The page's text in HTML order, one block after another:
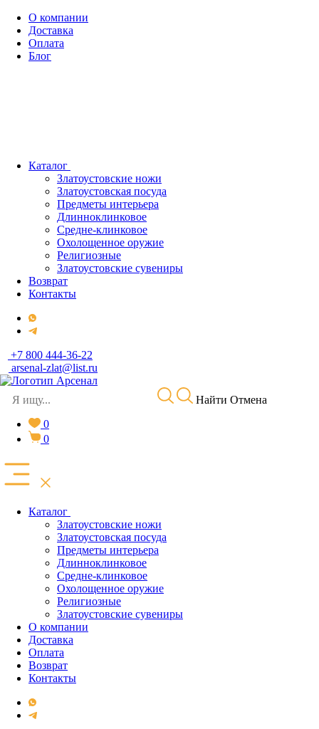
О компании
Доставка
Оплата
Блог
Каталог
Златоустовские ножи
Златоустовская посуда
Предметы интерьера
Длинноклинковое
Средне-клинковое
Охолощенное оружие
Религиозные
Златоустовские сувениры
Возврат
Контакты
+7 800 444-36-22
arsenal-zlat@list.ru
Найти Отмена
0
0
Каталог
Златоустовские ножи
Златоустовская посуда
Предметы интерьера
Длинноклинковое
Средне-клинковое
Охолощенное оружие
Религиозные
Златоустовские сувениры
О компании
Доставка
Оплата
Возврат
Контакты